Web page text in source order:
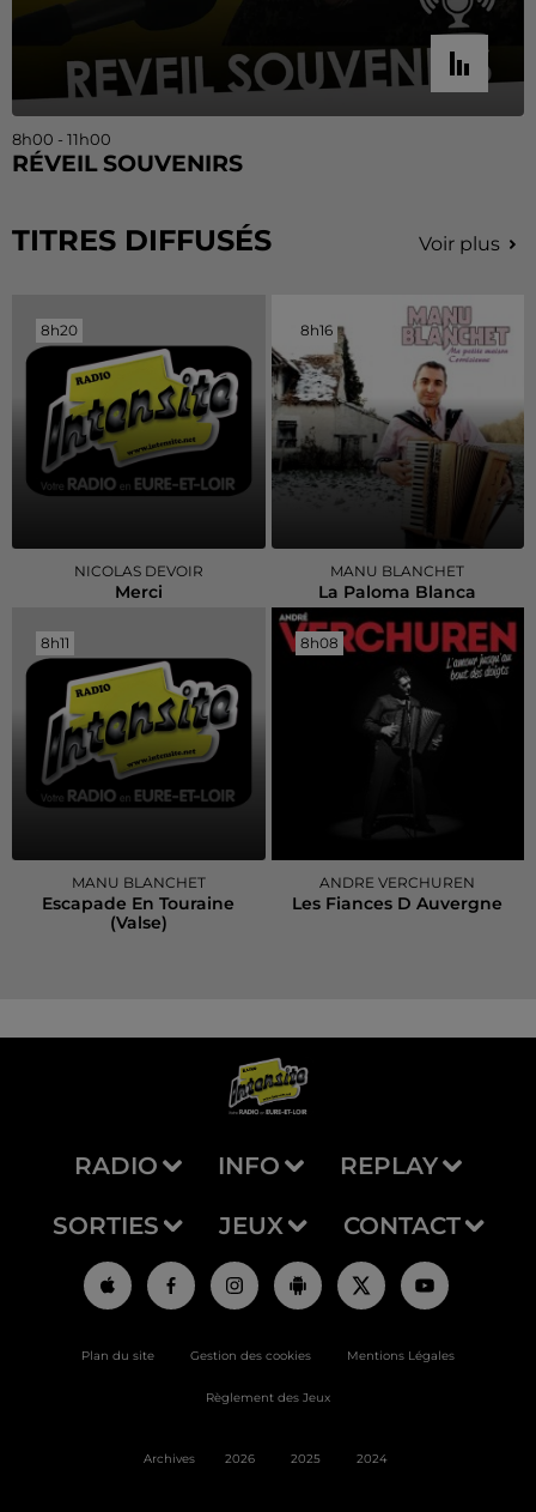
8h00 - 11h00
RÉVEIL SOUVENIRS
TITRES DIFFUSÉS Voir plus
8h20
8h20
NICOLAS DEVOIR
Merci
8h16
8h16
MANU BLANCHET
La Paloma Blanca
8h11
8h11
MANU BLANCHET
Escapade En Touraine
(valse)
8h08
8h08
ANDRE VERCHUREN
Les Fiances D Auvergne
RADIO INFO REPLAY
SORTIES JEUX CONTACT
Plan du site Gestion des cookies Mentions Légales
Règlement des Jeux
Archives 2026 2025 2024